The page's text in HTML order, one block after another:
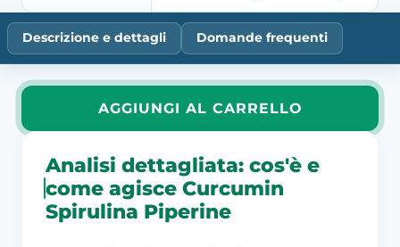
Descrizione e dettagli Domande frequenti
AGGIUNGI AL CARRELLO
Analisi dettagliata: cos'è e
come agisce Curcumin
Spirulina Piperine